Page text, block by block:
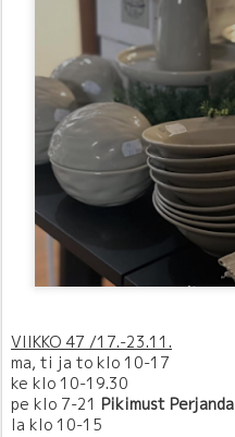
VIIKKO 47 /17.-23.11.
ma, ti ja to klo 10-17
ke klo 10-19.30
pe klo 7-21 Pikimust Perjanda
la klo 10-15